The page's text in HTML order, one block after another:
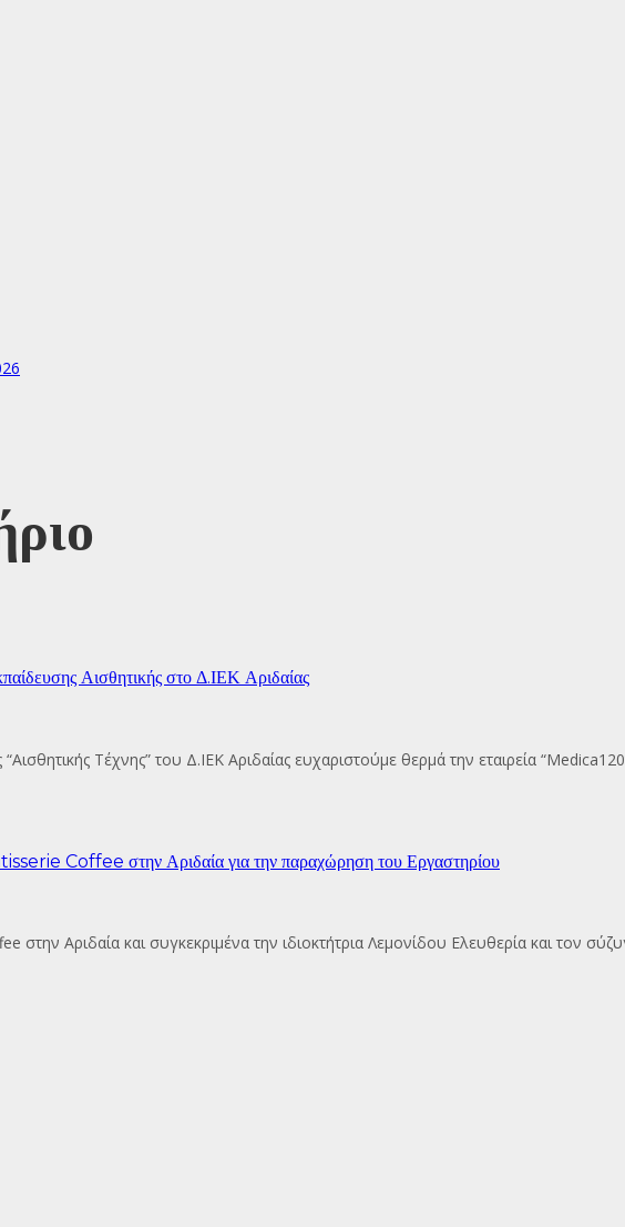
Αισθητικής στο Δ.ΙΕΚ Αριδαίας
Τέχνης” του Δ.ΙΕΚ Αριδαίας ευχαριστούμε θερμά την εταιρεία
Coffee στην Αριδαία για την παραχώρηση του Εργαστηρίου
Αριδαία και συγκεκριμένα την ιδιοκτήτρια Λεμονίδου Ελευθερία και τον